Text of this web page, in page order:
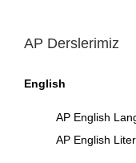
AP Derslerimiz
English
AP English
AP English